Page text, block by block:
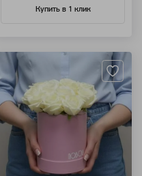
Купить в 1 клик